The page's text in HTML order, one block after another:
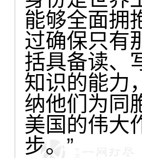
能够全面拥
过确保只有
括具备读、
知识的能力
纳他们为同
美国的伟大
步。”